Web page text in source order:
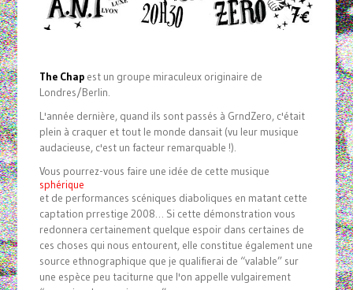
The Chapest un groupe miraculeux originaire de
Londres/Berlin.
L'année dernière, quand ils sont passés à GrndZero, c'était
plein à craquer et tout le monde dansait (vu leur musique
audacieuse, c'est un facteur remarquable !).
Vous pourrez-vous faire une idée de cette musique
sphérique
et de performances scéniques diaboliques en matant cette
captation prrestige 2008… Si cette démonstration vous
redonnera certainement quelque espoir dans certaines de
ces choses qui nous entourent, elle constitue également une
source ethnographique que je qualifierai de “valable” sur
une espèce peu taciturne que l'on appelle vulgairement